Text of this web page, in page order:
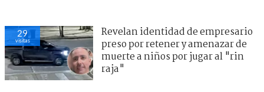
29
visitas
Revelan identidad de empresario
preso por retener y amenazar de
muerte a niños por jugar al "rin
raja"